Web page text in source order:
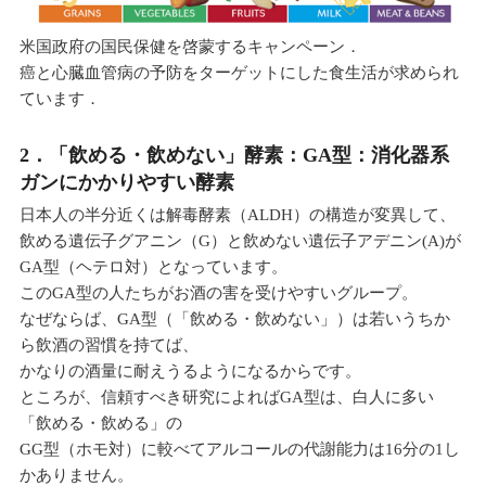
米国政府の国民保健を啓蒙するキャンペーン．
癌と心臓血管病の予防をターゲットにした食生活が求められ
ています．
2．「飲める・飲めない」酵素：GA型：消化器系
ガンにかかりやすい酵素
日本人の半分近くは解毒酵素（ALDH）の構造が変異して、
飲める遺伝子グアニン（G）と飲めない遺伝子アデニン(A)が
GA型（ヘテロ対）となっています。
このGA型の人たちがお酒の害を受けやすいグループ。
なぜならば、GA型（「飲める・飲めない」）は若いうちか
ら飲酒の習慣を持てば、
かなりの酒量に耐えうるようになるからです。
ところが、信頼すべき研究によればGA型は、白人に多い
「飲める・飲める」の
GG型（ホモ対）に較べてアルコールの代謝能力は16分の1し
かありません。